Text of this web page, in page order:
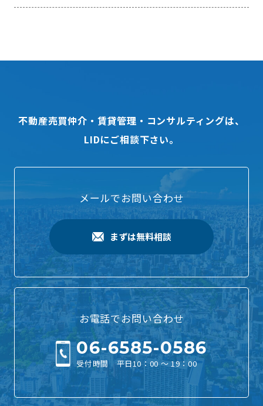
不動産売買仲介・賃貸管理・コンサルティングは、
LIDにご相談下さい。
メールでお問い合わせ
まずは無料相談
お電話でお問い合わせ
06-6585-0586
受付時間 平日10：00 ～ 19：00